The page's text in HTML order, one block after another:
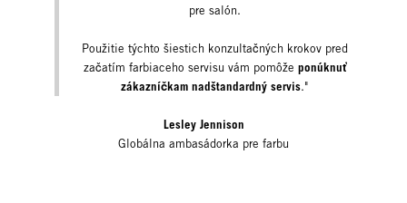
pre salón.
Použitie týchto šiestich konzultačných krokov pred
začatím farbiaceho servisu vám pomôže ponúknuť
zákazníčkam nadštandardný servis."
Lesley Jennison
Globálna ambasádorka pre farbu